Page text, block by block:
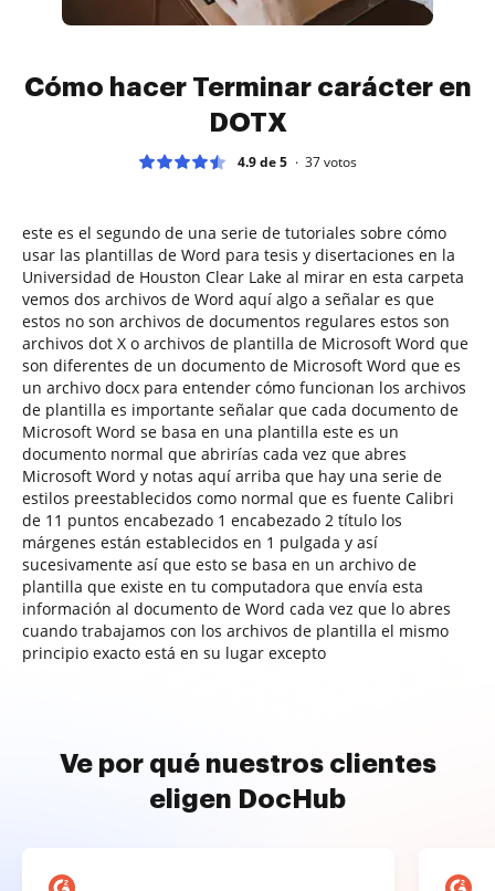
Cómo hacer Terminar carácter en
DOTX
4.9 de 5 37votos
este es el segundo de una serie de tutoriales sobre cómo
usar las plantillas de Word para tesis y disertaciones en la
Universidad de Houston Clear Lake al mirar en esta carpeta
vemos dos archivos de Word aquí algo a señalar es que
estos no son archivos de documentos regulares estos son
archivos dot X o archivos de plantilla de Microsoft Word que
son diferentes de un documento de Microsoft Word que es
un archivo docx para entender cómo funcionan los archivos
de plantilla es importante señalar que cada documento de
Microsoft Word se basa en una plantilla este es un
documento normal que abrirías cada vez que abres
Microsoft Word y notas aquí arriba que hay una serie de
estilos preestablecidos como normal que es fuente Calibri
de 11 puntos encabezado 1 encabezado 2 título los
márgenes están establecidos en 1 pulgada y así
sucesivamente así que esto se basa en un archivo de
plantilla que existe en tu computadora que envía esta
información al documento de Word cada vez que lo abres
cuando trabajamos con los archivos de plantilla el mismo
principio exacto está en su lugar excepto
Ve por qué nuestros clientes
eligen DocHub